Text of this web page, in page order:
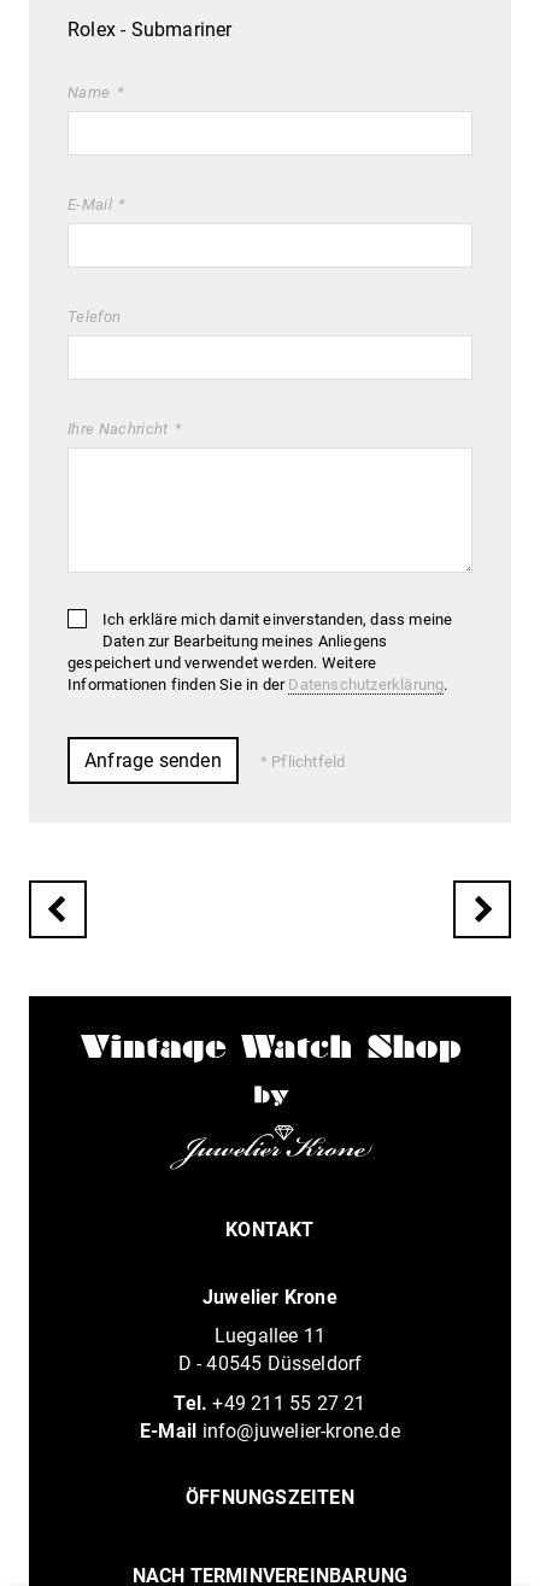
Rolex - Submariner
Name
E-Mail
Telefon
Ihre Nachricht
Ich erkläre mich damit einverstanden, dass meine
Daten zur Bearbeitung meines Anliegens
gespeichert und verwendet werden. Weitere
Informationen finden Sie in der Datenschutzerklärung.
Pflichtfeld
KONTAKT
Juwelier Krone
Luegallee 11
D - 40545 Düsseldorf
Tel. +49 211 55 27 21
E-Mail info@juwelier-krone.de
ÖFFNUNGSZEITEN
NACH TERMINVEREINBARUNG